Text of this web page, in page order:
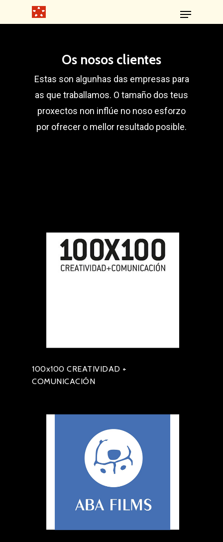
Os nosos clientes
Estas son algunhas das empresas para
as que traballamos. O tamaño dos teus
proxectos non inflúe no noso esforzo
por ofrecer o mellor resultado posible.
100x100 CREATIVIDAD +
COMUNICACIÓN